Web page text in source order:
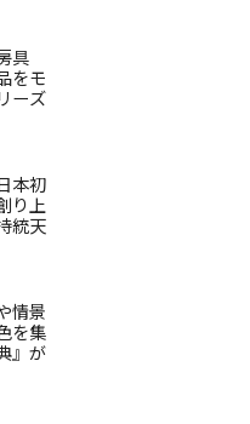
具
をモ
ーズ
本初
り上
統天
情景
を集
』が